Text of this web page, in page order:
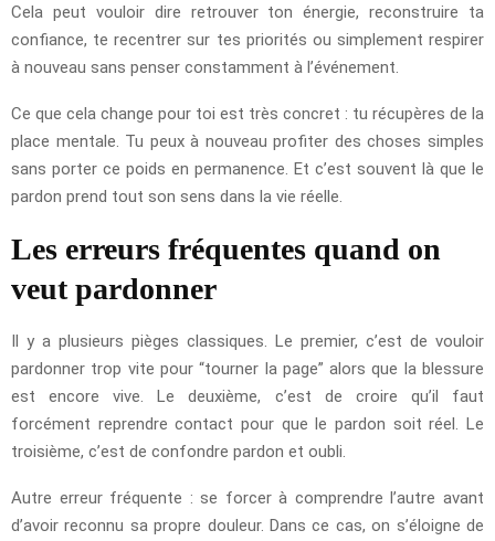
Cela peut vouloir dire retrouver ton énergie, reconstruire ta
confiance, te recentrer sur tes priorités ou simplement respirer
à nouveau sans penser constamment à l’événement.
Ce que cela change pour toi est très concret : tu récupères de la
place mentale. Tu peux à nouveau profiter des choses simples
sans porter ce poids en permanence. Et c’est souvent là que le
pardon prend tout son sens dans la vie réelle.
Les erreurs fréquentes quand on
veut pardonner
Il y a plusieurs pièges classiques. Le premier, c’est de vouloir
pardonner trop vite pour “tourner la page” alors que la blessure
est encore vive. Le deuxième, c’est de croire qu’il faut
forcément reprendre contact pour que le pardon soit réel. Le
troisième, c’est de confondre pardon et oubli.
Autre erreur fréquente : se forcer à comprendre l’autre avant
d’avoir reconnu sa propre douleur. Dans ce cas, on s’éloigne de